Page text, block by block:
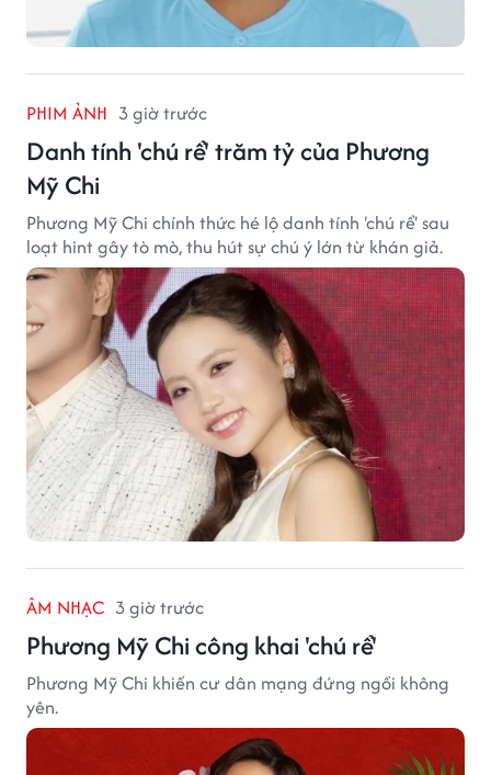
PHIM ẢNH 3 giờ trước
Danh tính 'chú rể' trăm tỷ của Phương
Mỹ Chi
Phương Mỹ Chi chính thức hé lộ danh tính 'chú rể' sau
loạt hint gây tò mò, thu hút sự chú ý lớn từ khán giả.
ÂM NHẠC 3 giờ trước
Phương Mỹ Chi công khai 'chú rể'
Phương Mỹ Chi khiến cư dân mạng đứng ngồi không
yên.